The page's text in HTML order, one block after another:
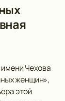
Чехова
женщин»,
этой